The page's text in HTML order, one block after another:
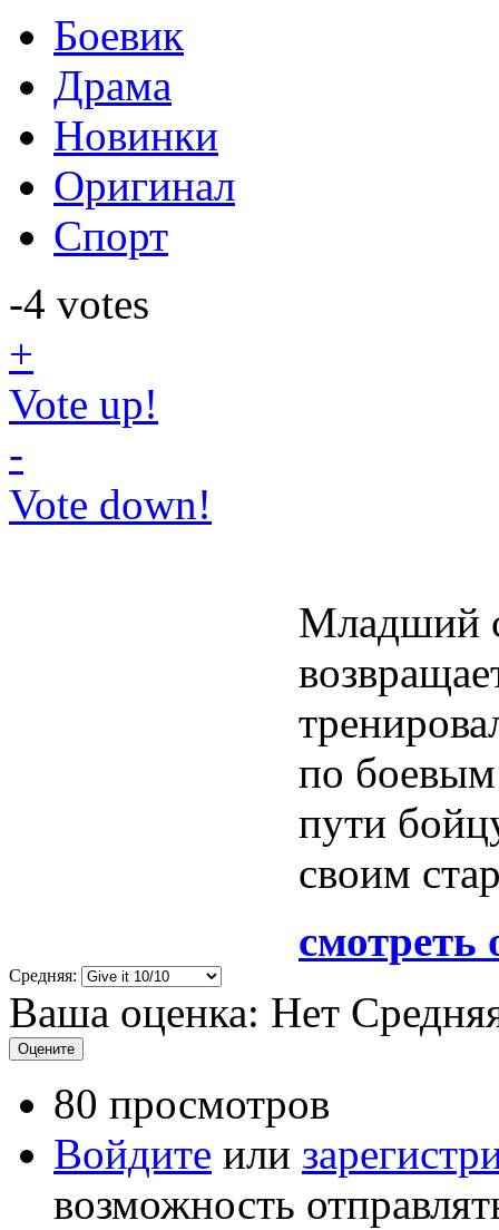
Боевик
Драма
Новинки
Оригинал
Спорт
-4 votes
+
Vote up!
-
Vote down!
Младший
по боевым
пути
своим
смотреть
Средняя:
Ваша оценка: Нет
80 просмотров
Войдите или
возможность